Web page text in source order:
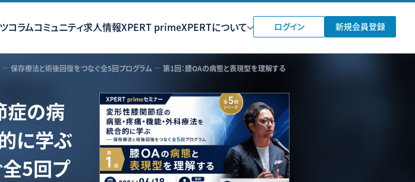
コラムコミュニティ求人情報XPERT primeXPERTについて ログイン 新規会員登録
― 保存療法と術後回復をつなぐ全5回プログラム ― 第1回：膝OAの病態と表現型を理解する
症の病
に学ぶ
5回プ